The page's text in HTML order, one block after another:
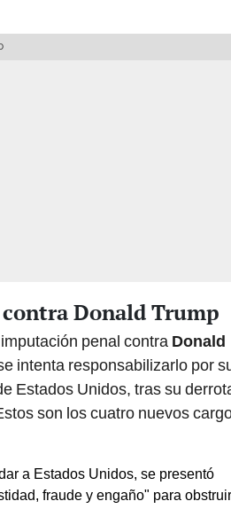
Donald Trump
penal contra Donald
intenta responsabilizarlo por
Estados Unidos, tras su
son los cuatro nuevos
a Estados Unidos, se presentó
fraude y engaño" para